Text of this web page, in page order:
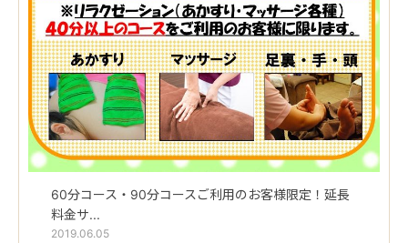
60分コース・90分コースご利用のお客様限定！延長
料金サ...
2019.06.05